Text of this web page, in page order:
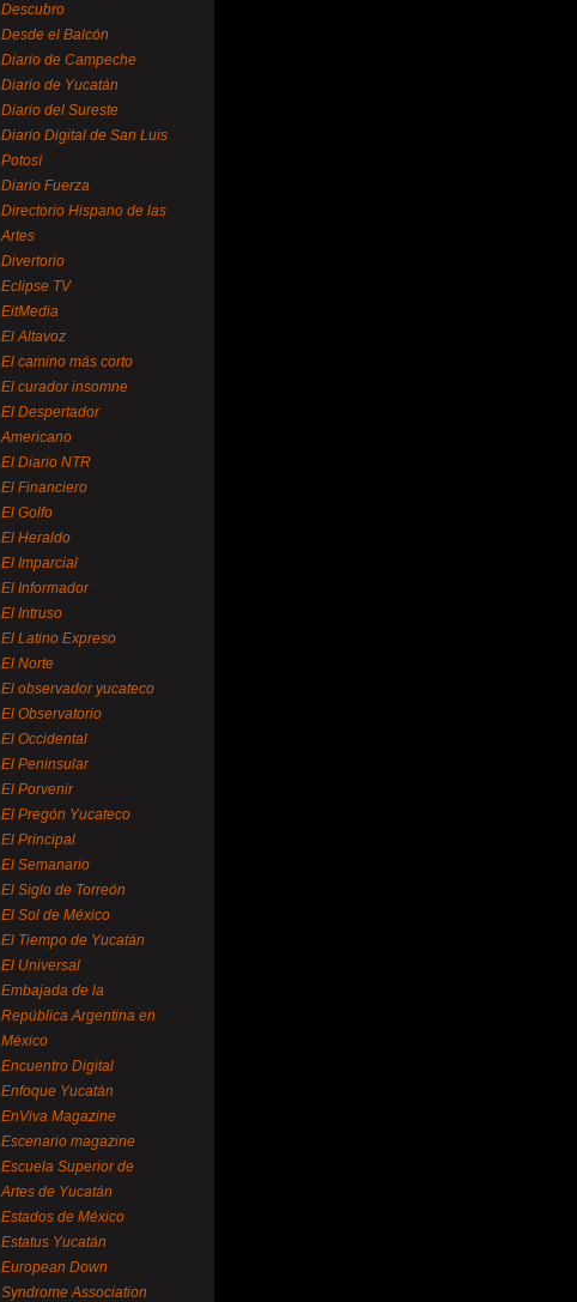
Descubro
Desde el Balcón
Diario de Campeche
Diario de Yucatán
Diario del Sureste
Diario Digital de San Luis
Potosí
Diario Fuerza
Directorio Hispano de las
Artes
Divertorio
Eclipse TV
EitMedia
El Altavoz
El camino más corto
El curador insomne
El Despertador
Americano
El Diario NTR
El Financiero
El Golfo
El Heraldo
El Imparcial
El Informador
El Intruso
El Latino Expreso
El Norte
El observador yucateco
El Observatorio
El Occidental
El Peninsular
El Porvenir
El Pregón Yucateco
El Principal
El Semanario
El Siglo de Torreón
El Sol de México
El Tiempo de Yucatán
El Universal
Embajada de la
República Argentina en
México
Encuentro Digital
Enfoque Yucatán
EnViva Magazine
Escenario magazine
Escuela Superior de
Artes de Yucatán
Estados de México
Estatus Yucatán
European Down
Syndrome Association